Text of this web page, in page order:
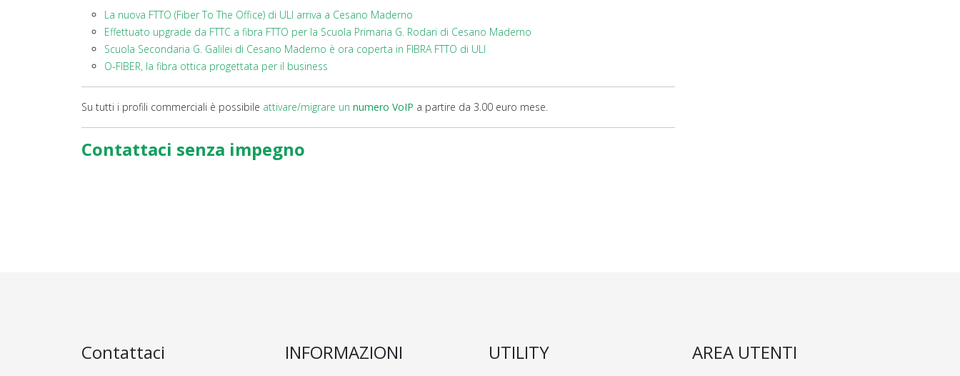
La nuova FTTO (Fiber To The Office) di ULI arriva a Cesano Maderno
Effettuato upgrade da FTTC a fibra FTTO per la Scuola Primaria G. Rodari di Cesano Maderno
Scuola Secondaria G. Galilei di Cesano Maderno è ora coperta in FIBRA FTTO di ULI
O-FIBER, la fibra ottica progettata per il business
Su tutti i profili commerciali è possibile attivare/migrare un numero VoIP a partire da 3.00 euro mese.
Contattaci senza impegno
Contattaci INFORMAZIONI UTILITY AREA UTENTI